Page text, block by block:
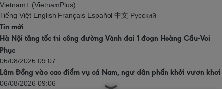
Vietnam+ (VietnamPlus)
Tiếng Việt English Français Español 中文 Русский
Tin mới
Hà Nội tăng tốc thi công đường Vành đai 1 đoạn Hoàng Cầu-Voi
Phục
06/08/2026 09:07
Lâm Đồng vào cao điểm vụ cá Nam, ngư dân phấn khởi vươn khơi
06/08/2026 09:06